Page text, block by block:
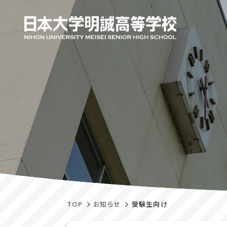
TOP お知らせ 受験生向け